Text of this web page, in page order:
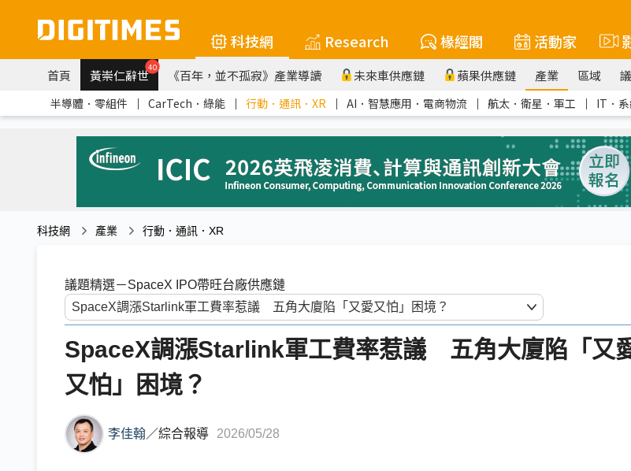
科技網 Research 椽經閣 活動家
首頁 黃崇仁辭世40 《百年，並不孤寂》產業導讀 未來車供應鏈 蘋果供應鏈 產業 區域
半導體．零組件 ｜ CarTech．綠能 ｜ 行動．通訊．XR ｜ AI．智慧應用．電商物流 ｜ 航太．衛星．軍工 ｜ IT．
科技網 產業 行動．通訊．XR
議題精選－SpaceX IPO帶旺台廠供應鏈
SpaceX調漲Starlink軍工費率惹議 五角大廈陷「又
又怕」困境？
李佳翰／綜合報導 2026/05/28